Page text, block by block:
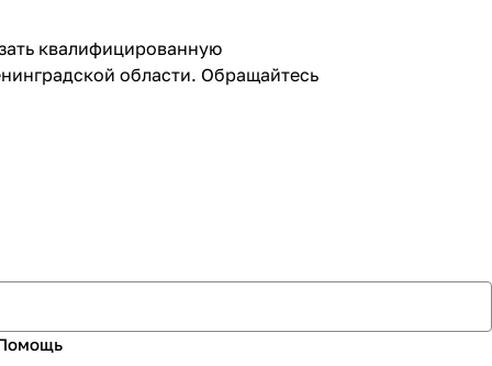
квалифицированную
области. Обращайтесь